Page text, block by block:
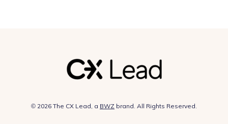
© 2026 The CX Lead, a BWZ Opens new window
brand. All Rights Reserved.